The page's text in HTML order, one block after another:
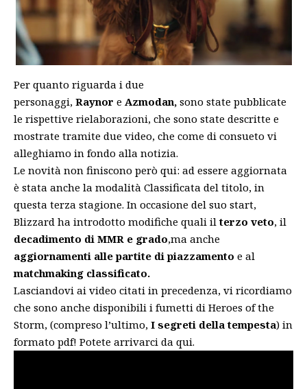
Per quanto riguarda i due
personaggi, Raynor e Azmodan, sono state pubblicate
le rispettive rielaborazioni, che sono state descritte e
mostrate tramite due video, che come di consueto vi
alleghiamo in fondo alla notizia.
Le novità non finiscono però qui: ad essere aggiornata
è stata anche la modalità Classificata del titolo, in
questa terza stagione. In occasione del suo start,
Blizzard ha introdotto modifiche quali ilterzo veto, il
decadimento di MMR e grado,ma anche
aggiornamenti alle partite di piazzamento e al
matchmaking classificato.
Lasciandovi ai video citati in precedenza, vi ricordiamo
che sono anche disponibili i fumetti di Heroes of the
Storm, (compreso l’ultimo, I segreti della tempesta) in
formato pdf! Potete arrivarci da qui.